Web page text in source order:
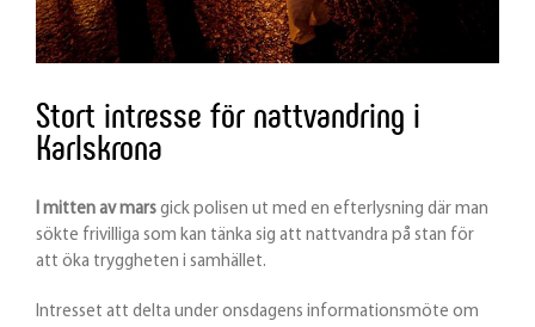
Stort intresse för nattvandring i
Karlskrona
I mitten av mars gick polisen ut med en efterlysning där man
sökte frivilliga som kan tänka sig att nattvandra på stan för
att öka tryggheten i samhället.
Intresset att delta under onsdagens informationsmöte om